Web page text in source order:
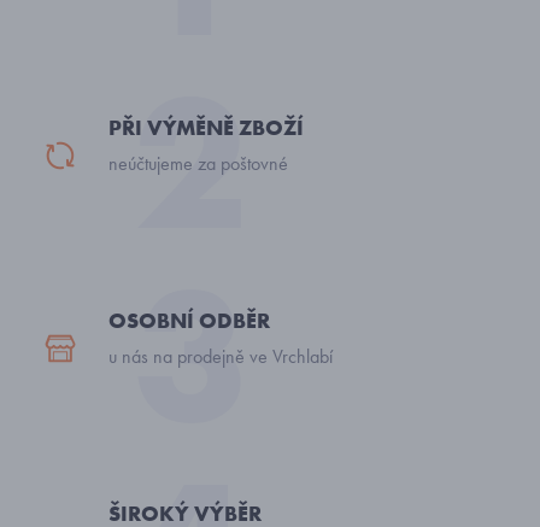
PŘI VÝMĚNĚ ZBOŽÍ
neúčtujeme za poštovné
OSOBNÍ ODBĚR
u nás na prodejně ve Vrchlabí
ŠIROKÝ VÝBĚR